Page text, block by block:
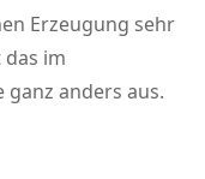
Erzeugung sehr
im
anders aus.